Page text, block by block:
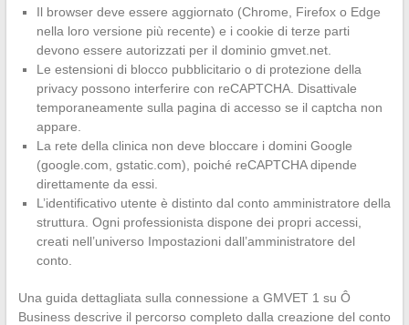
Il browser deve essere aggiornato (Chrome, Firefox o Edge
nella loro versione più recente) e i cookie di terze parti
devono essere autorizzati per il dominio gmvet.net.
Le estensioni di blocco pubblicitario o di protezione della
privacy possono interferire con reCAPTCHA. Disattivale
temporaneamente sulla pagina di accesso se il captcha non
appare.
La rete della clinica non deve bloccare i domini Google
(google.com, gstatic.com), poiché reCAPTCHA dipende
direttamente da essi.
L’identificativo utente è distinto dal conto amministratore della
struttura. Ogni professionista dispone dei propri accessi,
creati nell’universo Impostazioni dall’amministratore del
conto.
Una guida dettagliata sulla connessione a GMVET 1 su Ô
Business descrive il percorso completo dalla creazione del conto